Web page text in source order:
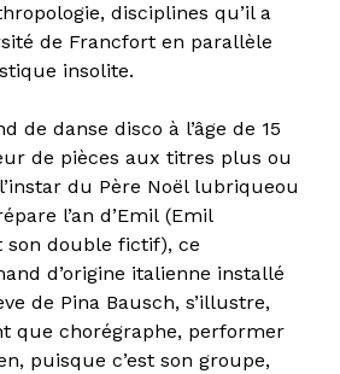
disciplines qu’il a
de Francfort en parallèle
insolite.
de danse disco à l’âge de 15
de pièces aux titres plus ou
du Père Noël lubriqueou
l’an d’Emil (Emil
double fictif), ce
d’origine italienne installé
de Pina Bausch, s’illustre,
que chorégraphe, performer
puisque c’est son groupe,